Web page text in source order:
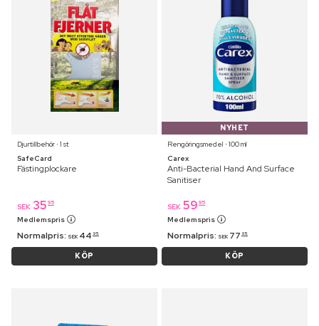
Djurtillbehör ⋅ 1 st
SafeCard
Fästingplockare
SEK 35 95
Medlemspris
Normalpris: SEK 44 95
KÖP
NYHET
Rengöringsmedel ⋅ 100 ml
Carex
Anti-Bacterial Hand And Surface
Sanitiser
SEK 59 95
Medlemspris
Normalpris: SEK 77 95
KÖP